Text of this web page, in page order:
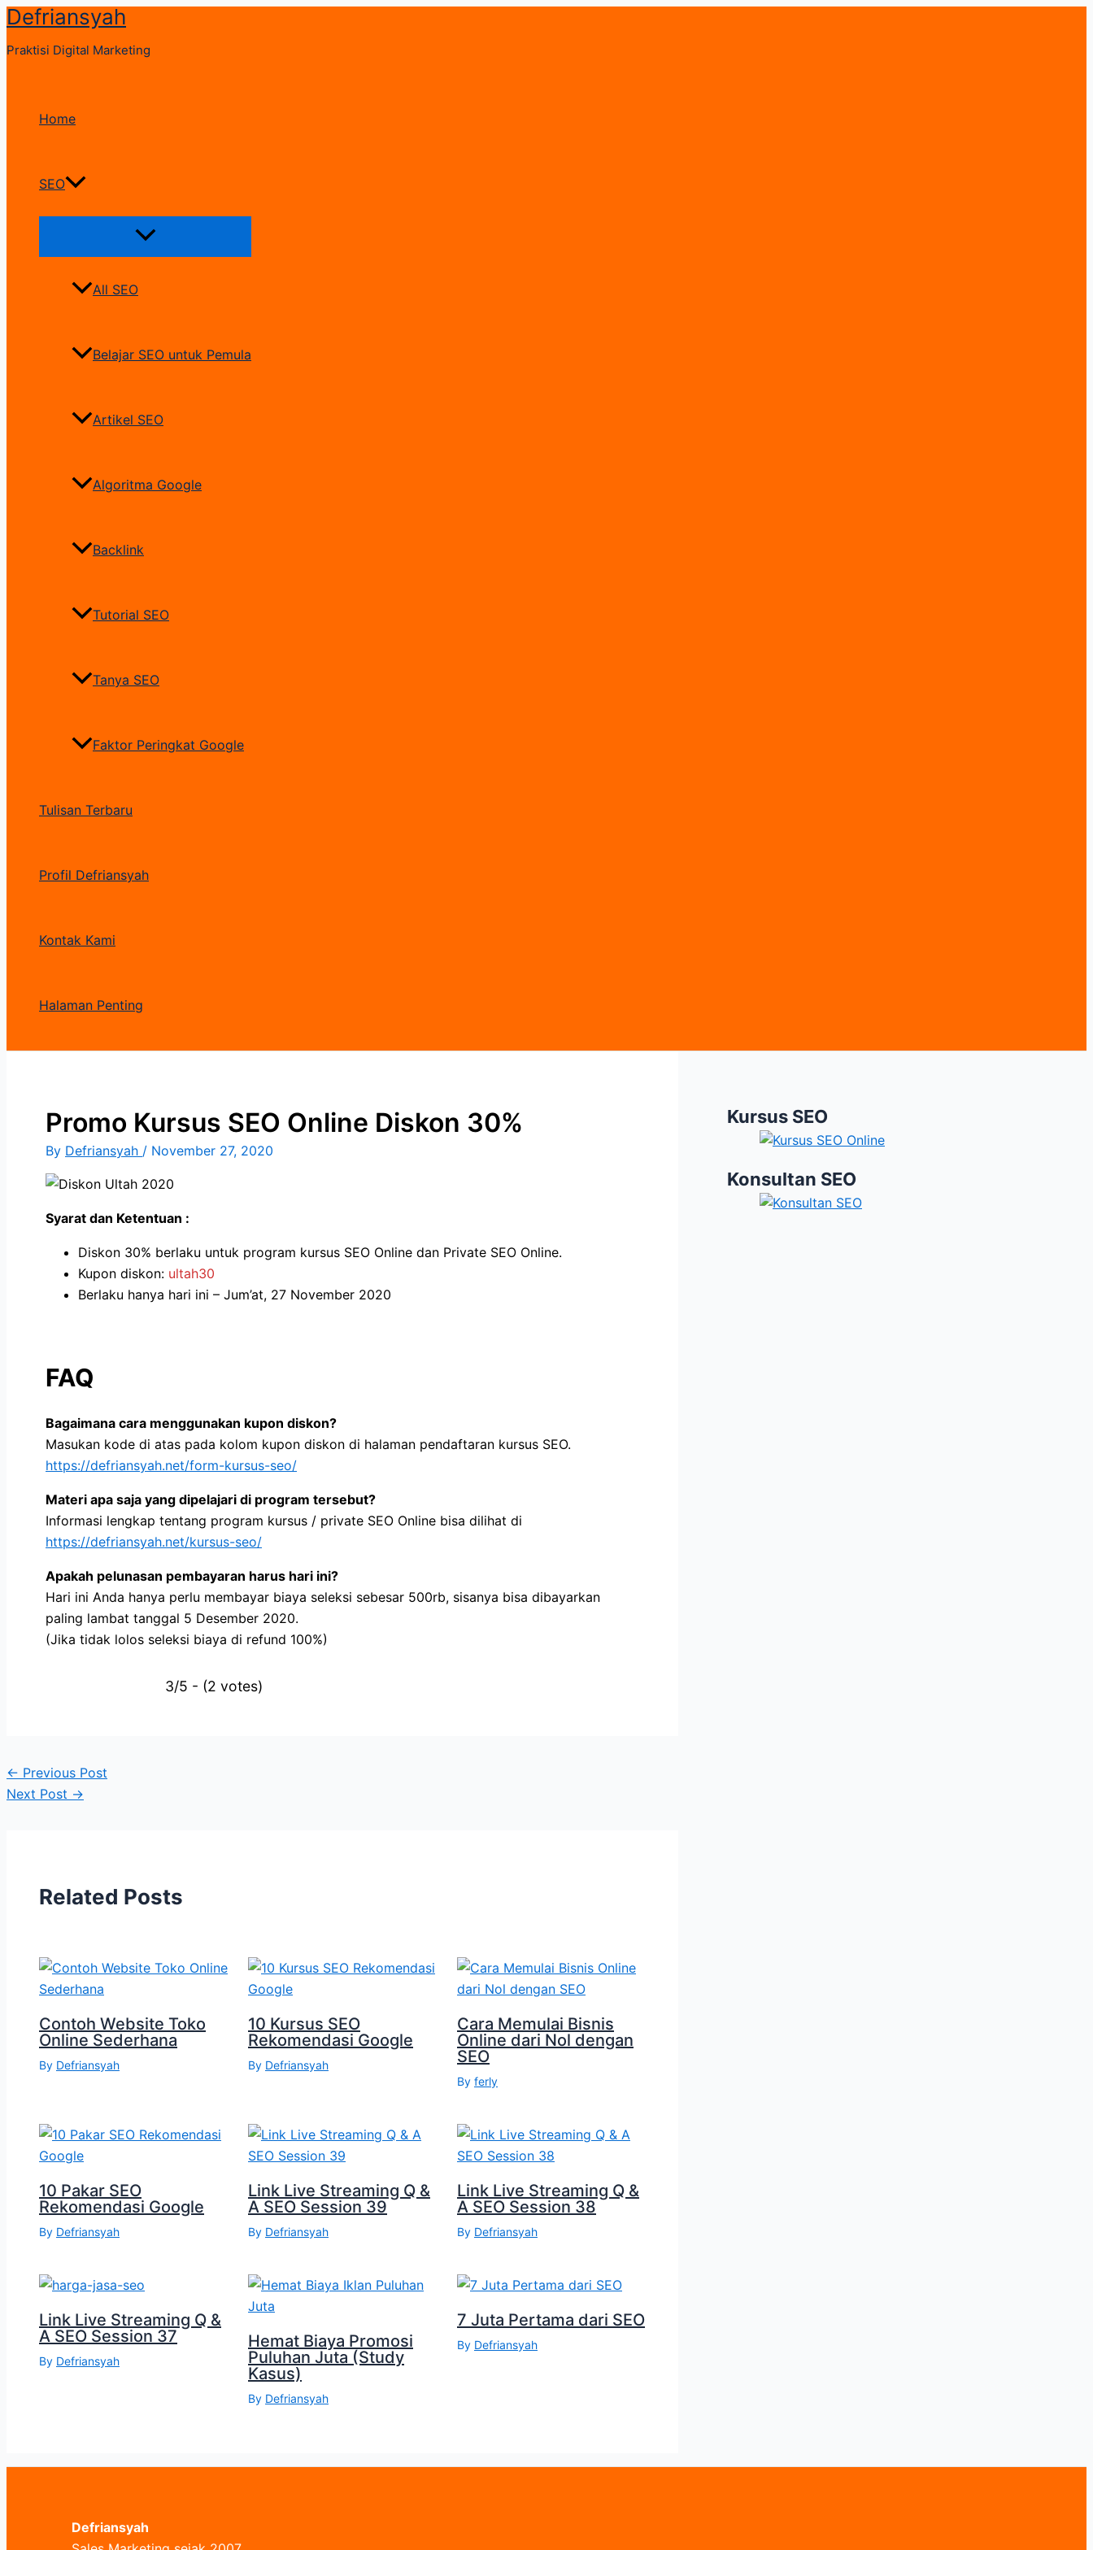
Skip
content
Defriansyah
Praktisi Digital Marketing
Home
SEO
Menu
All SEO
Belajar SEO untuk Pemula
Artikel SEO
Algoritma Google
Backlink
Tutorial SEO
Tanya SEO
Faktor Peringkat Google
Tulisan Terbaru
Profil Defriansyah
Kontak Kami
Halaman Penting
Promo Kursus SEO Online Diskon 30%
By Defriansyah / November 27, 2020
Syarat dan Ketentuan :
Diskon 30% berlaku untuk program kursus SEO Online dan Private SEO Online.
Kupon diskon: ultah30
Berlaku hanya hari ini – Jum’at, 27 November 2020
FAQ
Bagaimana cara menggunakan kupon diskon?
Masukan kode di atas pada kolom kupon diskon di halaman pendaftaran kursus SEO.
https://defriansyah.net/form-kursus-seo/
Materi apa saja yang dipelajari di program tersebut?
Informasi lengkap tentang program kursus / private SEO Online bisa dilihat di
https://defriansyah.net/kursus-seo/
Apakah pelunasan pembayaran harus hari ini?
Hari ini Anda hanya perlu membayar biaya seleksi sebesar 500rb, sisanya bisa dibayarkan
paling lambat tanggal 5 Desember 2020.
(Jika tidak lolos seleksi biaya di refund 100%)
3/5 - (2 votes)
← Previous Post
Next Post →
Related Posts
Contoh Website Toko
Online Sederhana
By Defriansyah
10 Kursus SEO
Rekomendasi Google
By Defriansyah
Cara Memulai Bisnis
Online dari Nol dengan
SEO
By ferly
10 Pakar SEO
Rekomendasi Google
By Defriansyah
Link Live Streaming Q &
A SEO Session 39
By Defriansyah
Link Live Streaming Q &
A SEO Session 38
By Defriansyah
Link Live Streaming Q &
A SEO Session 37
By Defriansyah
Hemat Biaya Promosi
Puluhan Juta (Study
Kasus)
By Defriansyah
7 Juta Pertama dari SEO
By Defriansyah
Kursus SEO
Konsultan SEO
Defriansyah